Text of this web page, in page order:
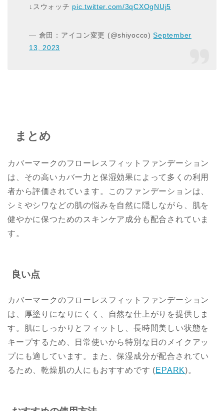
↓スウォッチ pic.twitter.com/3qCXOgNUj5
— 倉田：アイコン変更 (@shiyocco)September
13, 2023
まとめ
カバーマークのフローレスフィットファンデーション
は、その高いカバー力と保湿効果によって多くの利用
者から評価されています。このファンデーションは、
シミやシワなどの肌の悩みを自然に隠しながら、肌を
健やかに保つためのスキンケア成分も配合されていま
す。
良い点
カバーマークのフローレスフィットファンデーション
は、厚塗りになりにくく、自然な仕上がりを提供しま
す。肌にしっかりとフィットし、長時間美しい状態を
キープするため、日常使いから特別な日のメイクアッ
プにも適しています。また、保湿成分が配合されてい
るため、乾燥肌の人にもおすすめです​ (EPARK)​。